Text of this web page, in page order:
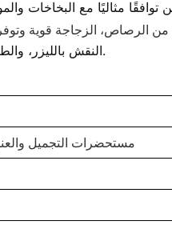
الرصاص، الزجاجة قوية
النقش بالليزر،متاح.
مستحضرات التجميل